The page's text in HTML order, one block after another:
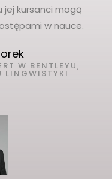
jej kursanci mogą
w nauce.
W BENTLEYU,
LINGWISTYKI